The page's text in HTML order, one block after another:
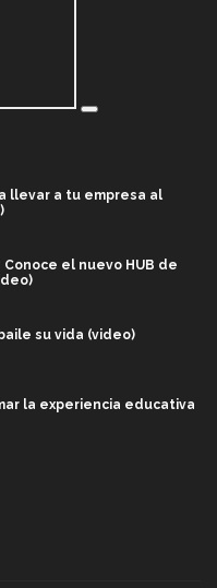
llevar a tu empresa al
el nuevo HUB de
su vida (video)
la experiencia educativa